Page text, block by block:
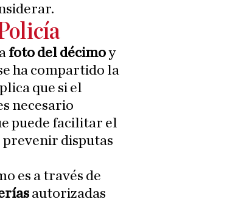
foto del décimoy
ha compartido la
que si el
necesario
puede facilitar el
prevenir disputas
es a través de
autorizadas